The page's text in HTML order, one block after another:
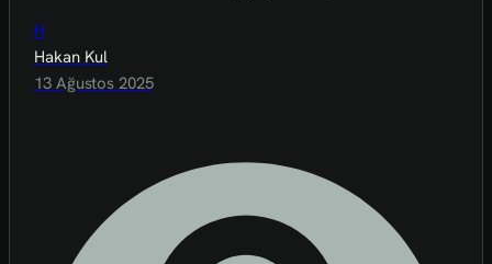
H
Hakan Kul
13 Ağustos 2025